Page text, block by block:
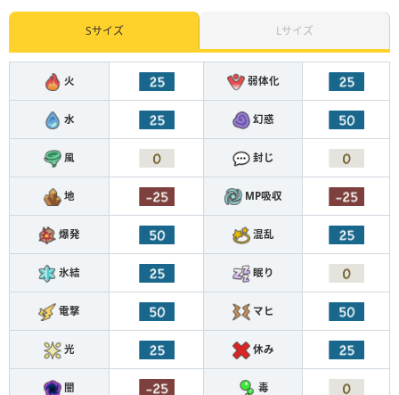
Sサイズ Lサイズ
火 弱体化
水 幻惑
風 封じ
地 MP吸収
爆発 混乱
氷結 眠り
電撃 マヒ
光 休み
闇 毒